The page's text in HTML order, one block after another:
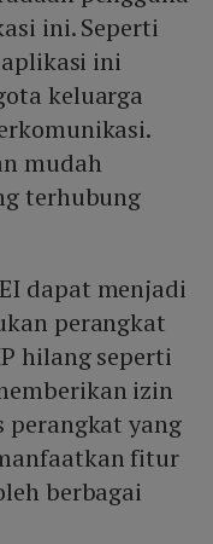
ini. Seperti
ini
keluarga
mudah
terhubung
dapat menjadi
perangkat
hilang seperti
izin
perangkat yang
fitur
berbagai